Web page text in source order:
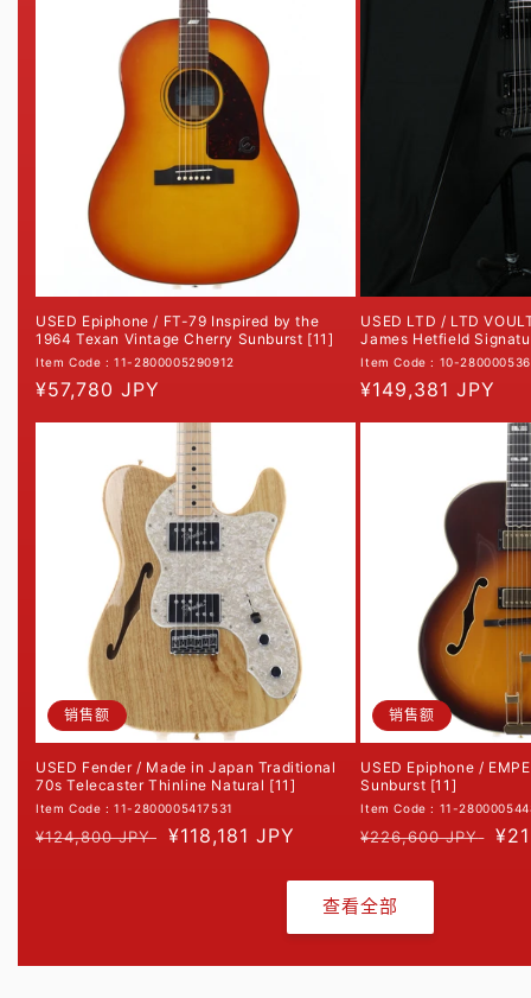
USED Epiphone / FT-79 Inspired by the
1964 Texan Vintage Cherry Sunburst [11]
Item Code : 11-2800005290912
常
¥57,780 JPY
USED LTD / LTD
James Hetfield
Item Code : 10-
常
¥149,381 JPY
销售额
USED Fender / Made in Japan Traditional
70s Telecaster Thinline Natural [11]
Item Code : 11-2800005417531
常
¥124,800 JPY
促
¥118,181 JPY
销售额
USED Epiphone /
Sunburst [11]
Item Code : 11-
常
价
格
¥226,600 JPY
促
查看全部